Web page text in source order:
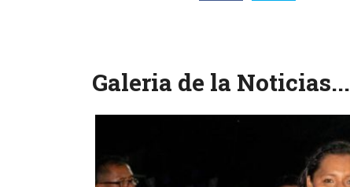
Galeria de la Noticias...